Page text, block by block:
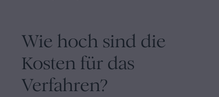
Wie hoch sind die
Kosten für das
Verfahren?